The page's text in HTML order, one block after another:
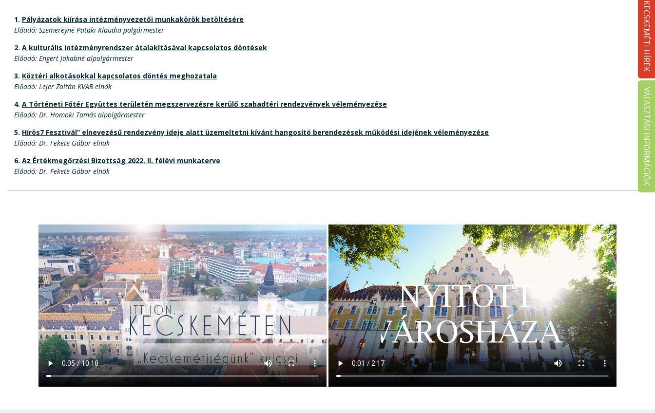
KECSKEMÉTI HÍREK
VÁLASZTÁSI INFORMÁCIÓK
1. Pályázatok kiírása intézményvezetői munkakörök betöltésére
Előadó: Szemereyné Pataki Klaudia polgármester
2. A kulturális intézményrendszer átalakításával kapcsolatos döntések
Előadó: Engert Jakabné alpolgármester
3. Köztéri alkotásokkal kapcsolatos döntés meghozatala
Előadó: Lejer Zoltán KVAB elnök
4. A Történeti Főtér Együttes területén megszervezésre kerülő szabadtéri rendezvények véleményezése
Előadó: Dr. Homoki Tamás alpolgármester
5. Hírös7 Fesztivál” elnevezésű rendezvény ideje alatt üzemeltetni kívánt hangosító berendezések működési idejének véleményezése
Előadó: Dr. Fekete Gábor elnök
6. Az Értékmegőrzési Bizottság 2022. II. félévi munkaterve
Előadó: Dr. Fekete Gábor elnök